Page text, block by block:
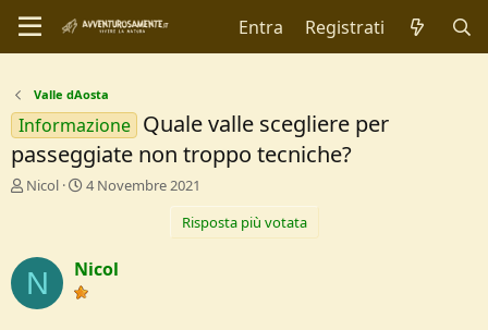
Entra Registrati
Valle dAosta
Informazione Quale valle scegliere per
passeggiate non troppo tecniche?
C
t
o
r
Nicol
D
d
i
I
4 Novembre 2021
Risposta più votata
N Nicol